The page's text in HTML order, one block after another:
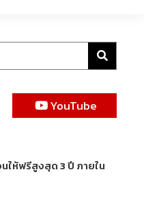
YouTube
ให้ฟรีสูงสุด 3 ปี ภายใน